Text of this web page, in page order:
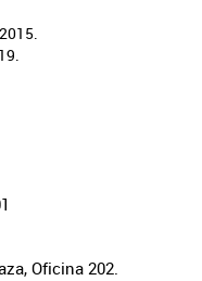
Oficina 202.